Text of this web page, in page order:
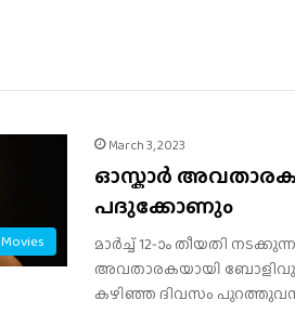
Movies
March 3, 2023
ഓസ്കാർ
പദുക്കോണും
മാർച്ച് 12-ാം തീയതി
അവതാരകയായി
കഴിഞ്ഞ ദിവസം